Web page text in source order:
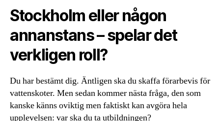
Stockholm eller någon
annanstans – spelar det
verkligen roll?
Du har bestämt dig. Äntligen ska du skaffa förarbevis för
vattenskoter. Men sedan kommer nästa fråga, den som
kanske känns oviktig men faktiskt kan avgöra hela
upplevelsen: var ska du ta utbildningen?